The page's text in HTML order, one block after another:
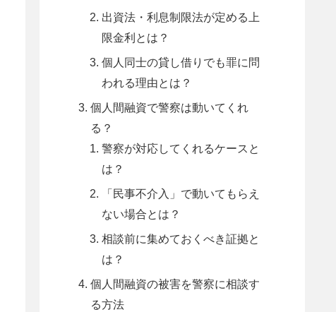
出資法・利息制限法が定める上
限金利とは？
個人同士の貸し借りでも罪に問
われる理由とは？
個人間融資で警察は動いてくれ
る？
警察が対応してくれるケースと
は？
「民事不介入」で動いてもらえ
ない場合とは？
相談前に集めておくべき証拠と
は？
個人間融資の被害を警察に相談す
る方法